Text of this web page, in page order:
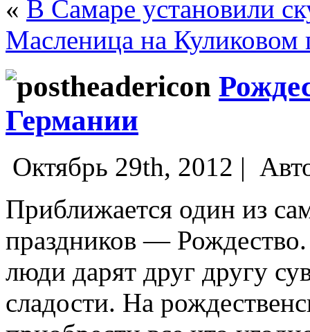
« В Самаре установили
Масленица на Куликовом
Германии
Октябрь 29th, 2012 |
Приближается один из
праздников —
люди дарят друг другу
сладости. На